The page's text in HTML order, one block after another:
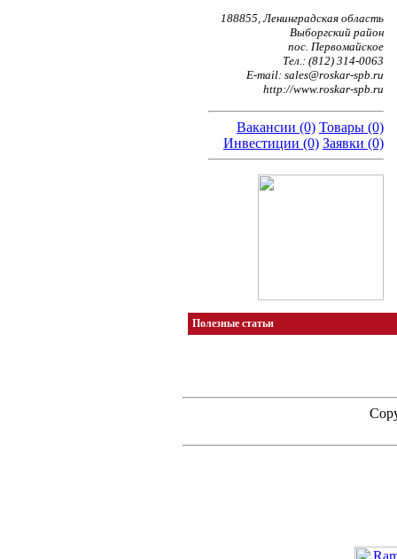
188855, Ленинградская область
Выборгский район
пос. Первомайское
Тел.: (812) 314-0063
E-mail: sales@roskar-spb.ru
http://www.roskar-spb.ru
Вакансии (0) Товары (0)
Инвестиции (0) Заявки (0)
Полезные статьи